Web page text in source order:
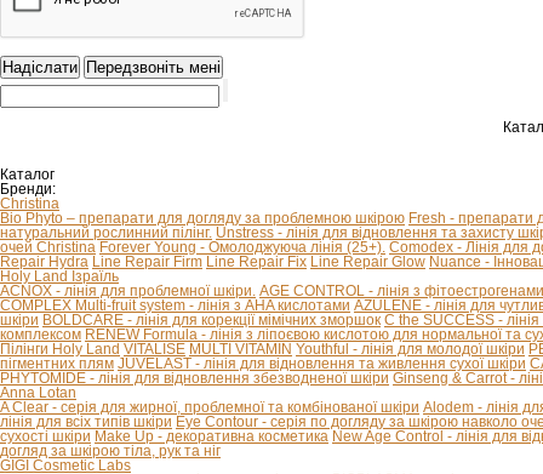
Каталог
Бренди:
Christina
Bio Phyto – препарати для догляду за проблемною шкірою Fresh - препарати
натуральний рослинний пілінг. Unstress - лінія для відновлення та захисту
очей Christina Forever Young - Омолоджуюча лінія (25+). Comodex - Лінія для
Repair Hydra Line Repair Firm Line Repair Fix Line Repair Glow Nuance -
Holy Land Ізраїль
ACNOX - лінія для проблемної шкіри. AGE CONTROL - лінія з
COMPLEX Multi-fruit system - лінія з AHA кислотами AZULENE - лінія для
шкіри BOLDCARE - лінія для корекції мімічних зморшок C the SUCCESS -
комплексом RENEW Formula - лінія з ліпоєвою кислотою для нормальної та
Пілінги Holy Land VITALISE MULTI VITAMIN Youthful - лінія для молодої шкіри
пігментних плям JUVELAST - лінія для відновлення та живлення сухої шкіри
PHYTOMIDE - лінія для відновлення збезводненої шкіри Ginseng & Carrot -
Anna Lotan
A Clear - серія для жирної, проблемної та комбінованої шкіри Alodem - лінія
лінія для всіх типів шкіри Eye Contour - серія по догляду за шкірою навколо
сухості шкіри Make Up - декоративна косметика New Age Control - лінія для
догляд за шкірою тіла, рук та ніг
GIGI Cosmetic Labs